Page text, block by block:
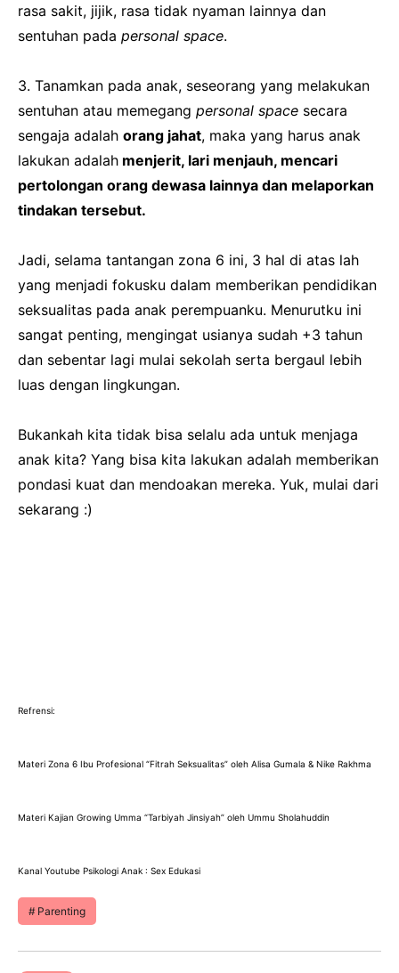
rasa sakit, jijik, rasa tidak nyaman lainnya dan
sentuhan pada personal space.
3. Tanamkan pada anak, seseorang yang melakukan
sentuhan atau memegang personal space secara
sengaja adalah orang jahat, maka yang harus anak
lakukan adalah menjerit, lari menjauh, mencari
pertolongan orang dewasa lainnya dan melaporkan
tindakan tersebut.
Jadi, selama tantangan zona 6 ini, 3 hal di atas lah
yang menjadi fokusku dalam memberikan pendidikan
seksualitas pada anak perempuanku. Menurutku ini
sangat penting, mengingat usianya sudah +3 tahun
dan sebentar lagi mulai sekolah serta bergaul lebih
luas dengan lingkungan.
Bukankah kita tidak bisa selalu ada untuk menjaga
anak kita? Yang bisa kita lakukan adalah memberikan
pondasi kuat dan mendoakan mereka. Yuk, mulai dari
sekarang :)
Refrensi:
Materi Zona 6 Ibu Profesional “Fitrah Seksualitas” oleh Alisa Gumala & Nike Rakhma
Materi Kajian Growing Umma “Tarbiyah Jinsiyah” oleh Ummu Sholahuddin
Kanal Youtube Psikologi Anak : Sex Edukasi
Parenting